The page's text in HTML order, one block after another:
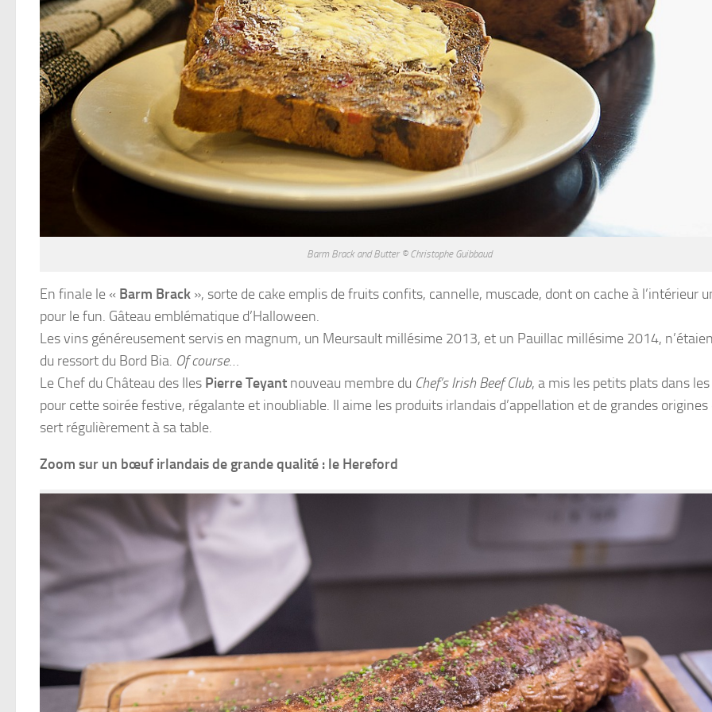
Barm Brack and Butter © Christophe Guibbaud
En finale le « Barm Brack », sorte de cake emplis de fruits confits, cannelle, muscade, dont on cache à l’intérieur
pour le fun. Gâteau emblématique d’Halloween.
Les vins généreusement servis en magnum, un Meursault millésime 2013, et un Pauillac millésime 2014,
du ressort du Bord Bia. Of course…
Le Chef du Château des Iles Pierre Teyant nouveau membre du Chef’s Irish Beef Club, a mis les petits plats dans
pour cette soirée festive, régalante et inoubliable. Il aime les produits irlandais d’appellation et de grandes origines
sert régulièrement à sa table.
Zoom sur un bœuf irlandais de grande qualité : le Hereford